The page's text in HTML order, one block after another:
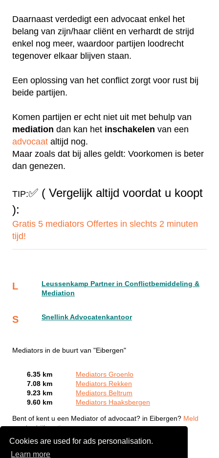
Cookies are used for ads personalisation.
Learn more
Daarnaast verdedigt een advocaat enkel het
belang van zijn/haar cliënt en verhardt de strijd
enkel nog meer, waardoor partijen loodrecht
tegenover elkaar blijven staan.
Een oplossing van het conflict zorgt voor rust bij
beide partijen.
Komen partijen er echt niet uit met behulp van
mediation dan kan het inschakelen van een
advocaat altijd nog.
Maar zoals dat bij alles geldt: Voorkomen is beter
dan genezen.
TIP:✅ ( Vergelijk altijd voordat u koopt
):
Gratis 5 mediators Offertes in slechts 2 minuten
tijd!
L
Leussenkamp Partner in Conflictbemiddeling &
Mediation
S Snellink Advocatenkantoor
Mediators in de buurt van "Eibergen"
6.35 km
Mediators Groenlo
7.08 km
Mediators Rekken
9.23 km
Mediators Beltrum
9.60 km
Mediators Haaksbergen
Bent of kent u een Mediator of advocaat? in Eibergen? Meld
een bedrijf gratis aan